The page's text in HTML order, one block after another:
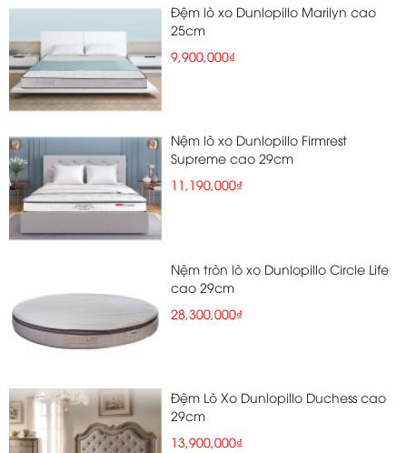
Đệm lò xo Dunlopillo Marilyn cao
25cm
9,900,000₫
Nệm lò xo Dunlopillo Firmrest
Supreme cao 29cm
11,190,000₫
Nệm tròn lò xo Dunlopillo Circle Life
cao 29cm
28,300,000₫
Đệm Lò Xo Dunlopillo Duchess cao
29cm
13,900,000₫